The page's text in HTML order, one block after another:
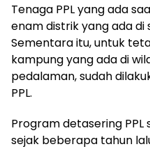
Tenaga PPL yang ada
enam distrik yang ada di
Sementara itu, untuk
kampung yang ada di
pedalaman, sudah
PPL.
Program detasering PPL
sejak beberapa tahun